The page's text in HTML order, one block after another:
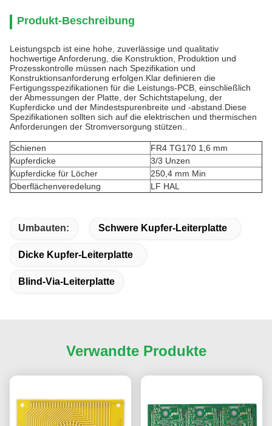
Produkt-Beschreibung
Leistungspcb ist eine hohe, zuverlässige und qualitativ
hochwertige Anforderung, die Konstruktion, Produktion und
Prozesskontrolle müssen nach Spezifikation und
Konstruktionsanforderung erfolgen.Klar definieren die
Fertigungsspezifikationen für die Leistungs-PCB, einschließlich
der Abmessungen der Platte, der Schichtstapelung, der
Kupferdicke und der Mindestspurenbreite und -abstand.Diese
Spezifikationen sollten sich auf die elektrischen und thermischen
Anforderungen der Stromversorgung stützen..
Schienen
FR4 TG170 1,6 mm
Kupferdicke
3/3 Unzen
Kupferdicke für Löcher
250,4 mm Min
Oberflächenveredelung
LF HAL
Umbauten: Schwere Kupfer-Leiterplatte
Dicke Kupfer-Leiterplatte
Blind-Via-Leiterplatte
Verwandte Produkte